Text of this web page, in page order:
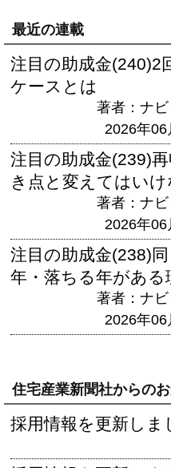
最近の連載
注目の助成金(240)2
ケースとは
著者：ナ
2026年06
注目の助成金(239)
き点と変えてはいけ
著者：ナ
2026年06
注目の助成金(238)
年・落ちる年がある
著者：ナ
2026年06
住宅産業新聞社からの
採用情報を更新しま